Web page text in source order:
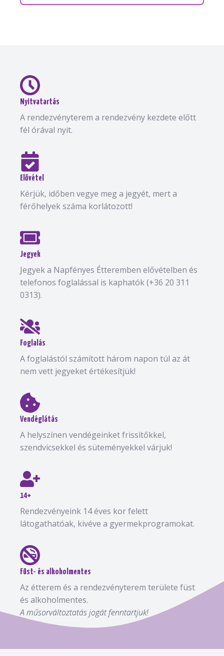
Nyitvatartás
A rendezvényterem a rendezvény kezdete előtt
fél órával nyit.
Elővétel
Kérjük, időben vegye meg a jegyét, mert a
férőhelyek száma korlátozott!
Jegyek
Jegyek a Napfényes Étteremben elővételben és
telefonos foglalással is kaphatók (+36 20 311
0313).
Foglalás
A foglalástól számított három napon túl az át
nem vett jegyeket értékesítjük!
Vendéglátás
A helyszínen vendégeinket frissítőkkel,
szendvicsekkel és süteményekkel várjuk!
14+
Rendezvényeink 14 éves kor felett
látogathatóak, kivéve a gyermekprogramokat.
Füst- és alkoholmentes
Az étterem és a rendezvényterem területe füst
és alkoholmentes.
A műsorváltoztatás jogát fenntartjuk!